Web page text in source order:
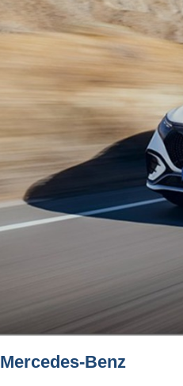
Mercedes-Benz